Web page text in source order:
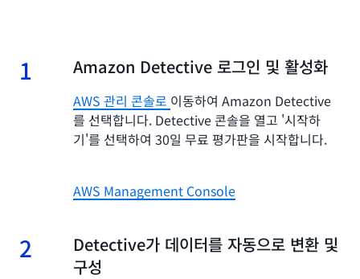
1 1.
Amazon Detective 로그인 및 활성화
AWS 관리 콘솔로 이동하여 Amazon Detective
를 선택합니다. Detective 콘솔을 열고 '시작하
기'를 선택하여 30일 무료 평가판을 시작합니다.
AWS Management Console
2 2.
Detective가 데이터를 자동으로 변환 및
구성